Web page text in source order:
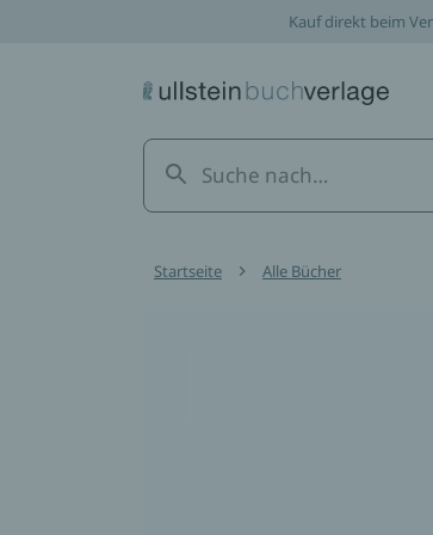
Kauf direkt beim
Startseite Alle Bücher